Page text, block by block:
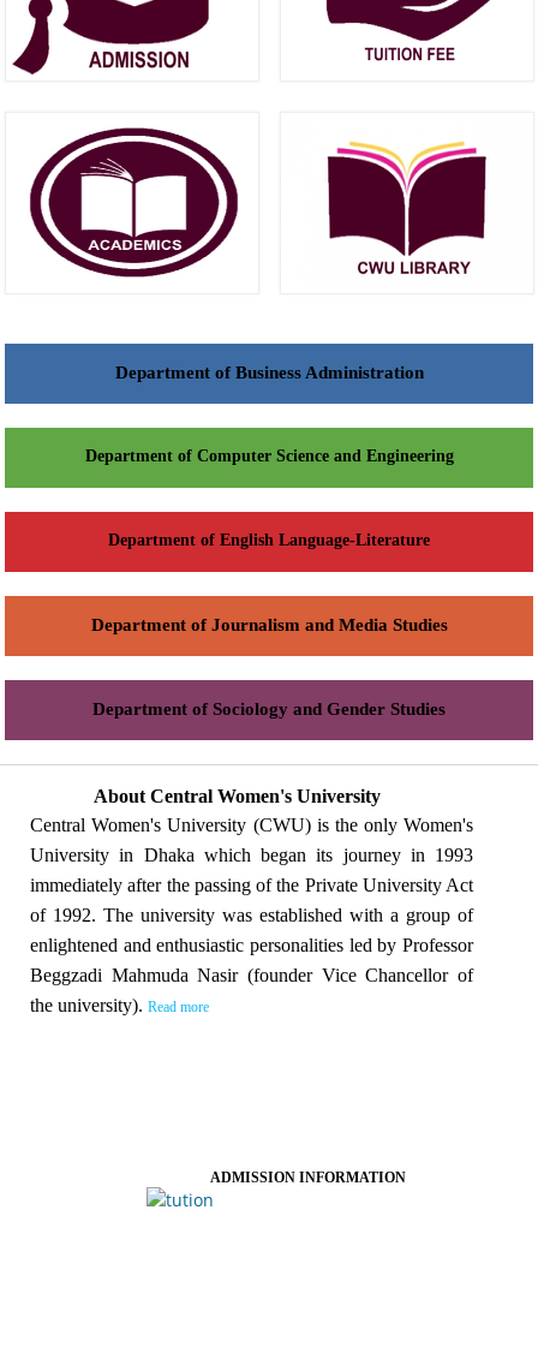
Department of Business Administration
Department of Computer Science and Engineering
Department of English Language-Literature
Department of Journalism and Media Studies
Department of Sociology and Gender Studies
About Central Women's University
Central Women's University (CWU) is the only Women's
University in Dhaka which began its journey in 1993
immediately after the passing of the Private University Act
of 1992. The university was established with a group of
enlightened and enthusiastic personalities led by Professor
Beggzadi Mahmuda Nasir (founder Vice Chancellor of
the university). Read more
ADMISSION INFORMATION